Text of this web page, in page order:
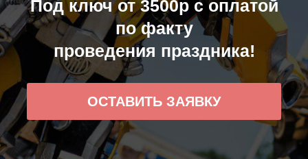
Под ключ от 3500р с оплатой
по факту
проведения праздника!
ОСТАВИТЬ ЗАЯВКУ